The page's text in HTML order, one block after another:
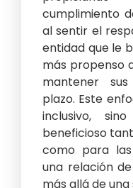
cumplimiento
al sentir el
entidad que le
más propenso
mantener
plazo. Este
inclusivo,
beneficioso
como para
una relación
más allá de